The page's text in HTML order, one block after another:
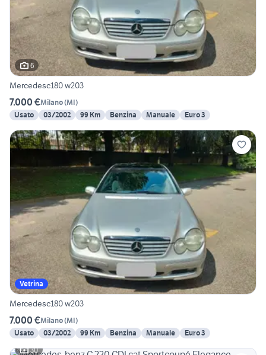
6
Mercedesc180 w203
7.000 €Milano(MI)
Usato
03/2002 99 Km Benzina Manuale Euro 3
Vetrina
Mercedesc180 w203
7.000 €Milano(MI)
Usato
03/2002 99 Km Benzina Manuale
Euro 3
30